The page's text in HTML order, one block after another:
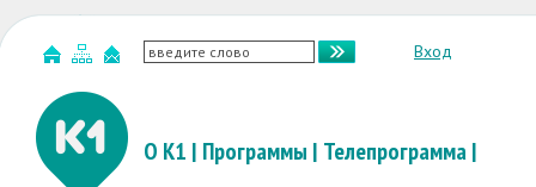
Вход
О К1 | Программы | Телепрограмма|